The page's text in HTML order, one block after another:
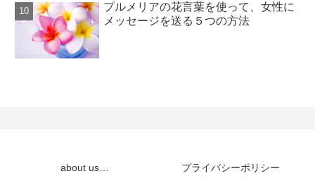
プルメリアの花言葉を使って、女性に
メッセージを送る５つの方法
about us… プライバシーポリシー